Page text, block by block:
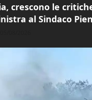
crescono le
al Sindaco